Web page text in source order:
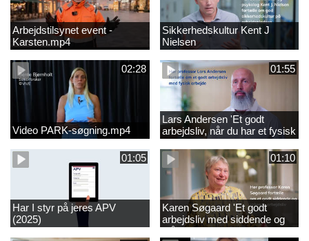
Arbejdstilsynet event -
Karsten.mp4
Sikkerhedskultur Kent J
Nielsen
02:28
Video PARK-søgning.mp4
01:55
Lars Andersen 'Et godt
arbejdsliv, når du har et fysisk
arbejde'
01:05
Har I styr på jeres APV
(2025)
01:10
Karen Søgaard 'Et godt
arbejdsliv med siddende og
stående arbejde'